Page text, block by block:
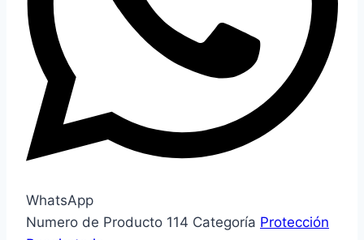
WhatsApp
Numero de Producto 114 Categoría Protección